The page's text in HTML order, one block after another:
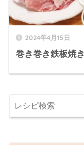
2024年4月15日
巻き巻き鉄板焼き